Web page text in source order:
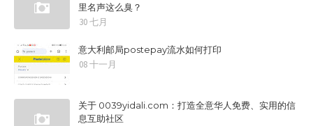
里名声这么臭？
30 七月
意大利邮局postepay流水如何打印
08 十一月
关于 0039yidali.com：打造全意华人免费、实用的信
息互助社区